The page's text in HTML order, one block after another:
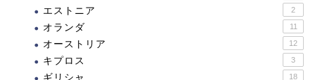
エストニア 2
オランダ 11
オーストリア 12
キプロス 3
ギリシャ 18